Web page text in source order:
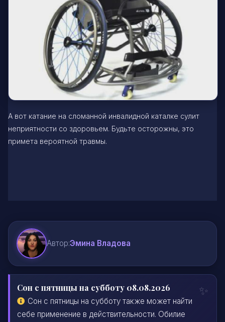
А вот катание на сломанной инвалидной каталке сулит
неприятности со здоровьем. Будьте осторожны, это
примета вероятной травмы.
Автор:Эмина Владова
Сон с пятницы на субботу 08.08.2026
Сон с пятницы на субботу также может найти
себе применение в действительности. Обилие